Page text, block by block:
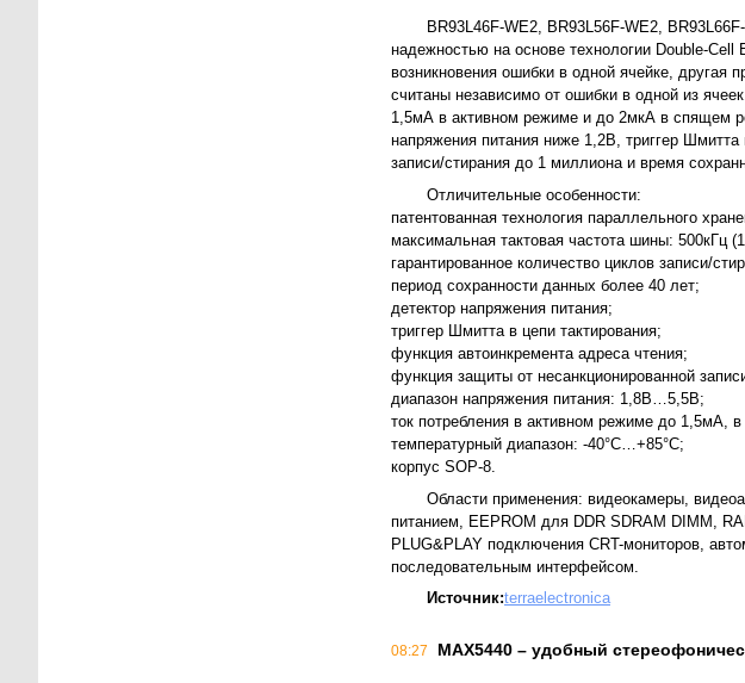
BR93L46F-WE2, BR93L56F-WE2,
надежностью на основе технологии Double-
возникновения ошибки в одной ячейке, другая
считаны независимо от ошибки в одной из
1,5мА в активном режиме и до 2мкА в спящем
напряжения питания ниже 1,2В, триггер
записи/стирания до 1 миллиона и время
Отличительные особенности:
патентованная технология параллельного
максимальная тактовая частота шины:
гарантированное количество циклов записи/
период сохранности данных более 40 лет;
детектор напряжения питания;
триггер Шмитта в цепи тактирования;
функция автоинкремента адреса чтения;
функция защиты от несанкционированной
диапазон напряжения питания: 1,8В…5,5В;
ток потребления в активном режиме до 1,5мА,
температурный диапазон: -40°C…+85°C;
корпус SOP-8.
Области применения: видеокамеры,
питанием, EEPROM для DDR SDRAM DIMM,
PLUG&PLAY подключения CRT-мониторов,
последовательным интерфейсом.
Источник:terraelectronica
08:27 MAX5440 – удобный